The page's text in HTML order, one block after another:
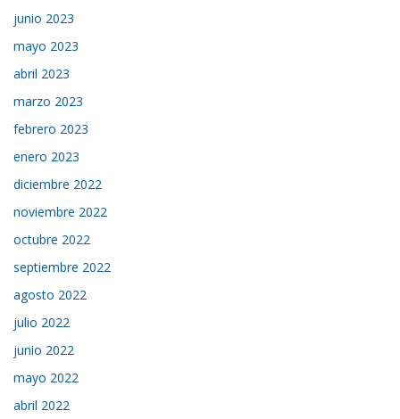
junio 2023
mayo 2023
abril 2023
marzo 2023
febrero 2023
enero 2023
diciembre 2022
noviembre 2022
octubre 2022
septiembre 2022
agosto 2022
julio 2022
junio 2022
mayo 2022
abril 2022